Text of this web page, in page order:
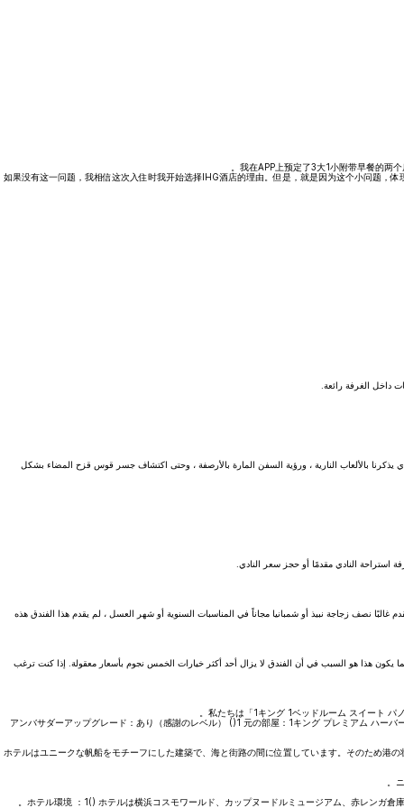
我在APP上预定了3大1小附带早餐的两
如果没有这一问题，我相信这次入住时我开始选择IHG酒店的理由。但是，就是因为这个小问题，
يذكرنا بالألعاب النارية ، ورؤية السفن المارة بالأرصفة ، وحتى اكتشاف جسر قوس قزح المضاء بشكل
استراحة النادي مقدمًا أو حجز سعر النادي.
نصف زجاجة نبيذ أو شمبانيا مجاناً في المناسبات السنوية أو شهر العسل ، لم يقدم هذا الفندق هذه
ربما يكون هذا هو السبب في أن الفندق لا يزال أحد أكثر خيارات الخمس نجوم بأسعار معقولة. إذا كنت ترغب
*アンバサダーアップグレード：あり（感謝のレベル） ()1 元の部屋：1キング プレミアム ハー
2 ホテルはユニークな帆船をモチーフにした建築で、海と街路の間に位置しています。そのため